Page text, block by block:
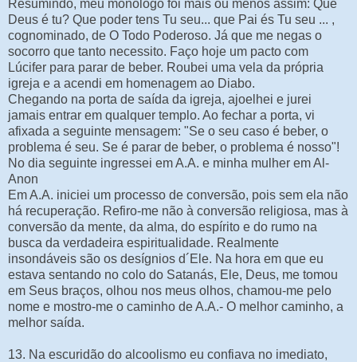
Resumindo, meu monólogo foi mais ou menos assim: Que
Deus é tu? Que poder tens Tu seu... que Pai és Tu seu ... ,
cognominado, de O Todo Poderoso. Já que me negas o
socorro que tanto necessito. Faço hoje um pacto com
Lúcifer para parar de beber. Roubei uma vela da própria
igreja e a acendi em homenagem ao Diabo.
Chegando na porta de saída da igreja, ajoelhei e jurei
jamais entrar em qualquer templo. Ao fechar a porta, vi
afixada a seguinte mensagem: "Se o seu caso é beber, o
problema é seu. Se é parar de beber, o problema é nosso"!
No dia seguinte ingressei em A.A. e minha mulher em Al-
Anon
Em A.A. iniciei um processo de conversão, pois sem ela não
há recuperação. Refiro-me não à conversão religiosa, mas à
conversão da mente, da alma, do espírito e do rumo na
busca da verdadeira espiritualidade. Realmente
insondáveis são os desígnios d´Ele. Na hora em que eu
estava sentando no colo do Satanás, Ele, Deus, me tomou
em Seus braços, olhou nos meus olhos, chamou-me pelo
nome e mostro-me o caminho de A.A.- O melhor caminho, a
melhor saída.
13. Na escuridão do alcoolismo eu confiava no imediato,